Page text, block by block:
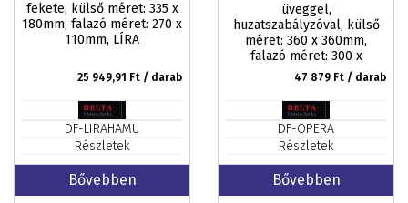
25 949,91 Ft / darab
DF-LIRAHAMU
Részletek
Bővebben
falazó méret: 300 x
300mm, OPERA
47 879 Ft / darab
DF-OPERA
Részletek
Bővebben